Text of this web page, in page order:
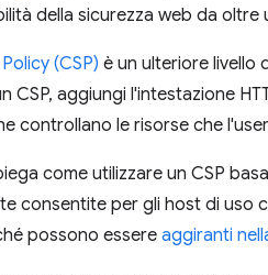
della sicurezza web da oltre
(CSP) è un ulteriore livello
CSP, aggiungi l'intestazione
controllano le risorse che
come utilizzare un CSP
consentite per gli host di uso
possono essere aggiranti